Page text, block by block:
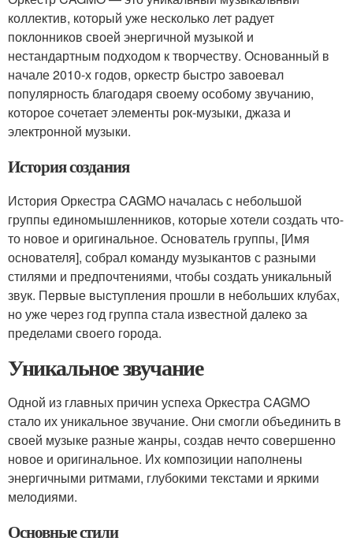
коллектив, который уже несколько лет радует
поклонников своей энергичной музыкой и
нестандартным подходом к творчеству. Основанный в
начале 2010-х годов, оркестр быстро завоевал
популярность благодаря своему особому звучанию,
которое сочетает элементы рок-музыки, джаза и
электронной музыки.
История создания
История Оркестра CAGMO началась с небольшой
группы единомышленников, которые хотели создать что-
то новое и оригинальное. Основатель группы, [Имя
основателя], собрал команду музыкантов с разными
стилями и предпочтениями, чтобы создать уникальный
звук. Первые выступления прошли в небольших клубах,
но уже через год группа стала известной далеко за
пределами своего города.
Уникальное звучание
Одной из главных причин успеха Оркестра CAGMO
стало их уникальное звучание. Они смогли объединить в
своей музыке разные жанры, создав нечто совершенно
новое и оригинальное. Их композиции наполнены
энергичными ритмами, глубокими текстами и яркими
мелодиями.
Основные стили